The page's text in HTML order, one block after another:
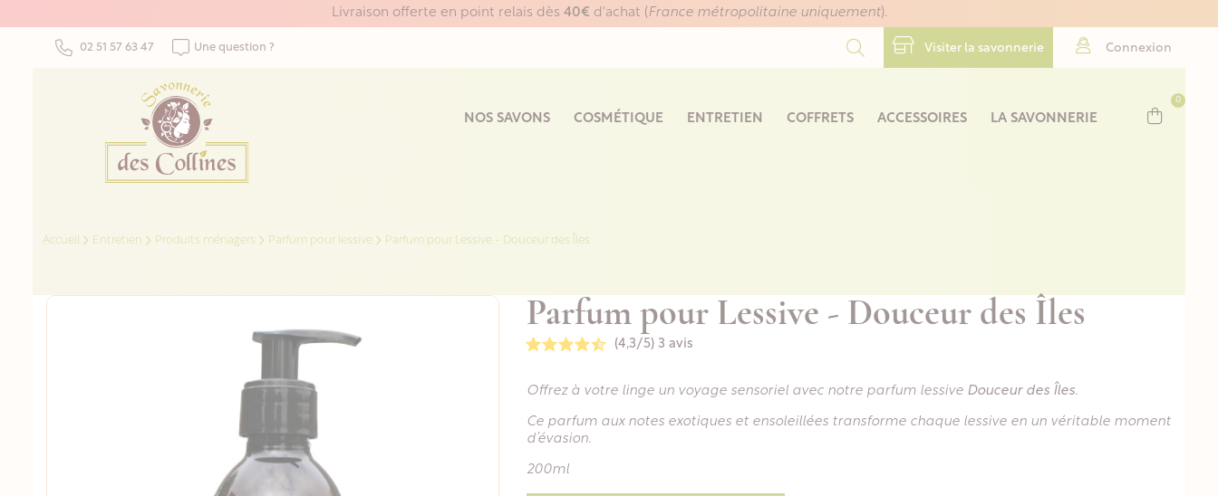
Livraison offerte en point relais dès 40€ d'achat (France métropolitaine uniquement).
02 51 57 63 47 Une question ? Visiter la savonnerie Connexion
NOS SAVONS COSMÉTIQUE ENTRETIEN COFFRETS ACCESSOIRES LA SAVONNERIE
0
Accueil Entretien Produits ménagers Parfum pour lessive Parfum pour Lessive - Douceur des Îles
Parfum pour Lessive - Douceur des Îles
(4,3/5) 3 avis
Offrez à votre linge un voyage sensoriel avec notre parfum lessive Douceur des Îles.
Ce parfum aux notes exotiques et ensoleillées transforme chaque lessive en un véritable moment
d’évasion.
200ml